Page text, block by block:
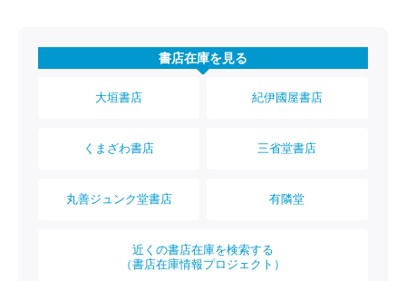
書店在庫を見る
大垣書店 紀伊國屋書店
くまざわ書店 三省堂書店
丸善ジュンク堂書店 有隣堂
近くの書店在庫を検索する
（書店在庫情報プロジェクト）